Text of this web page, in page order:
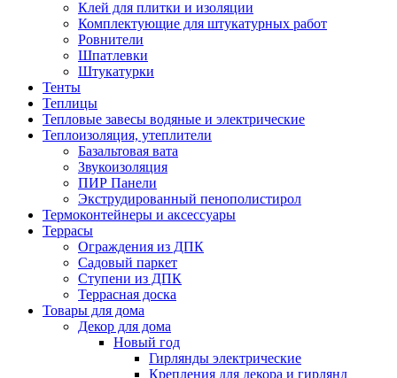
Клей для плитки и изоляции
Комплектующие для штукатурных работ
Ровнители
Шпатлевки
Штукатурки
Тенты
Теплицы
Тепловые завесы водяные и электрические
Теплоизоляция, утеплители
Базальтовая вата
Звукоизоляция
ПИР Панели
Экструдированный пенополистирол
Термоконтейнеры и аксессуары
Террасы
Ограждения из ДПК
Садовый паркет
Ступени из ДПК
Террасная доска
Товары для дома
Декор для дома
Новый год
Гирлянды электрические
Крепления для декора и гирлянд